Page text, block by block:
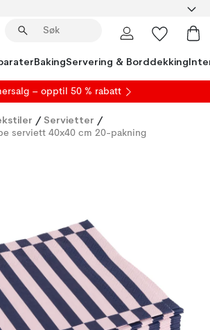
BakingServering & Borddekking
– opptil 50 % rabatt
/ Servietter /
serviett 40x40 cm 20-pakning